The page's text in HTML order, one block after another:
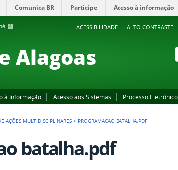
4 ACESSIBILIDADE ALTO CONTRASTE
Comunica BR Participe Acesso à informação
Alagoas
à Informação Acesso aos Sistemas Processo Eletrônico
AÇÕES MULTIDISCIPLINARES > PROGRAMACAO BATALHA.PDF
batalha.pdf